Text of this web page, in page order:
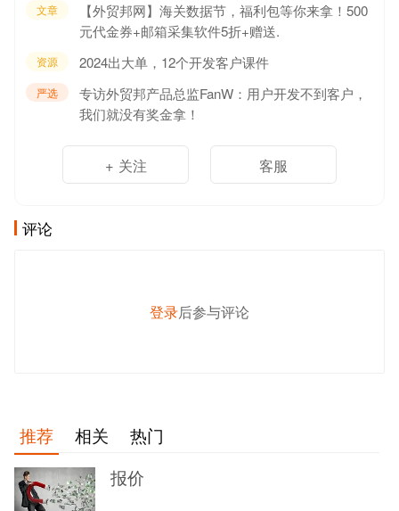
文章
【外贸邦网】海关数据节，福利包等你来拿！500
元代金券+邮箱采集软件5折+赠送.
资源 2024出大单，12个开发客户课件
严选
专访外贸邦产品总监FanW：用户开发不到客户，
我们就没有奖金拿！
+ 关注 客服
评论
登录后参与评论
推荐 相关
热门
报价